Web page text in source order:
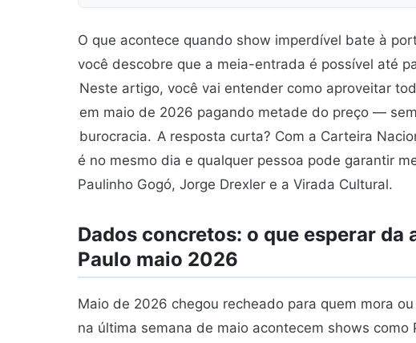
O que acontece quando show imperdível bate à
você descobre que a meia-entrada é possível até
Neste artigo, você vai entender como aproveitar
em maio de 2026 pagando metade do preço —
burocracia. A resposta curta? Com a Carteira
é no mesmo dia e qualquer pessoa pode garantir
Paulinho Gogó, Jorge Drexler e a Virada Cultural.
Dados concretos: o que esperar da
Paulo maio 2026
Maio de 2026 chegou recheado para quem mora
na última semana de maio acontecem shows como